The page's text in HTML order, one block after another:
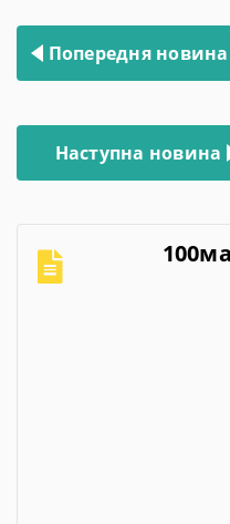
Навігація
записів
Попередня новина
Наступна новина